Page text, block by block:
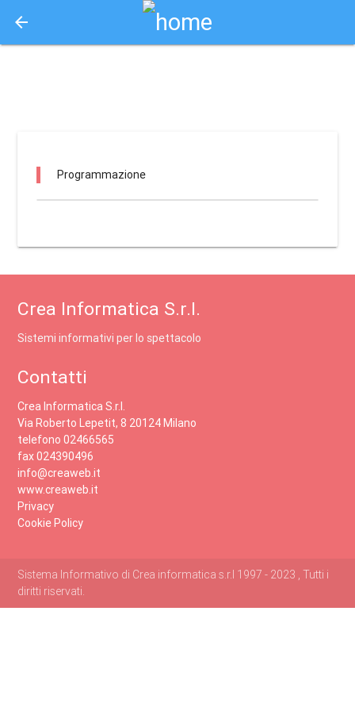
arrow_back
Programmazione
Crea Informatica S.r.l.
Sistemi informativi per lo spettacolo
Contatti
Crea Informatica S.r.l.
Via Roberto Lepetit, 8 20124 Milano
telefono 02466565
fax 024390496
info@creaweb.it
www.creaweb.it
Privacy
Cookie Policy
Sistema Informativo di Crea informatica s.r.l 1997 - 2023 , Tutti i
diritti riservati.